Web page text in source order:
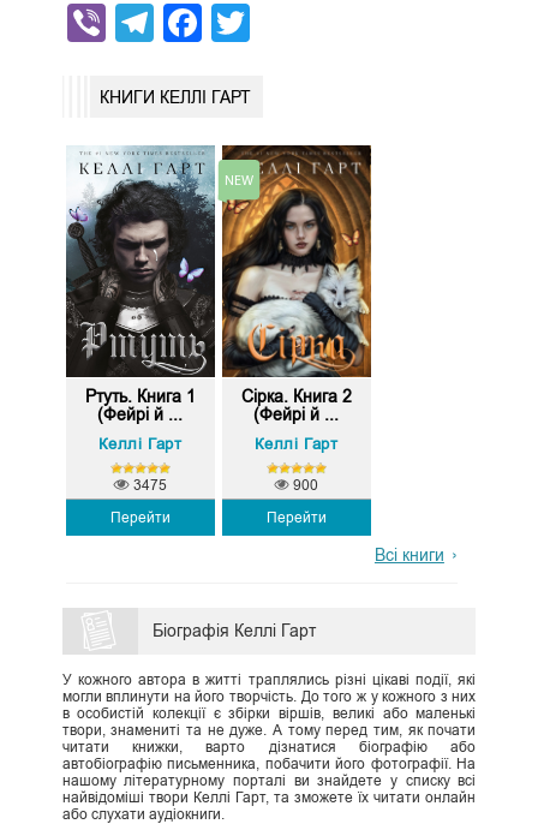
ViberTelegram
Facebook
КНИГИ КЕЛЛІ ГАРТ
Ртуть. Книга 1
(Фейрі й ...
Келлі Гарт
Перейти
3475
Сірка. Книга 2
(Фейрі й ...
Келлі Гарт
Перейти
900
Всі книги
Біографія Келлі Гарт
У кожного автора в житті траплялись різні цікаві події, які
могли вплинути на його творчість. До того ж у кожного з них
в особистій колекції є збірки віршів, великі або маленькі
твори, знамениті та не дуже. А тому перед тим, як почати
читати книжки, варто дізнатися біографію або
автобіографію письменника, побачити його фотографії. На
нашому літературному порталі ви знайдете у списку всі
найвідоміші твори Келлі Гарт, та зможете їх читати онлайн
або слухати аудіокниги.